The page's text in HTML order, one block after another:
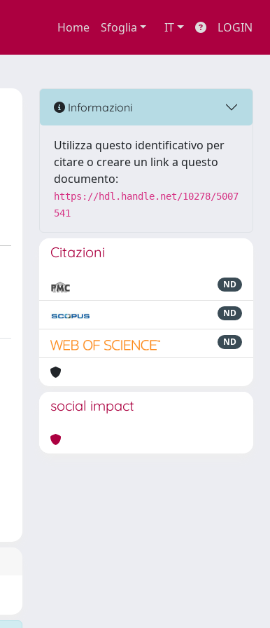
Home Sfoglia IT LOGIN
Informazioni
Utilizza questo identificativo per
citare o creare un link a questo
documento:
https://hdl.handle.net/10278/5007
541
Citazioni
ND
ND
ND
social impact